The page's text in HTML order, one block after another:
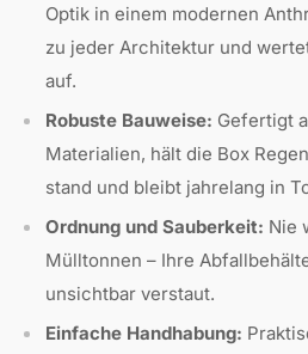
Optik in einem modernen
zu jeder Architektur und
auf.
Robuste Bauweise: Gefertigt
Materialien, hält die Box
stand und bleibt jahrelang in
Ordnung und Sauberkeit: Nie
Mülltonnen – Ihre
unsichtbar verstaut.
Einfache Handhabung: